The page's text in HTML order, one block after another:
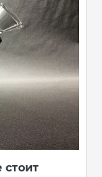
стоит